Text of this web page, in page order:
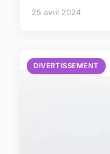
25 avril 2024
DIVERTISSEMENT